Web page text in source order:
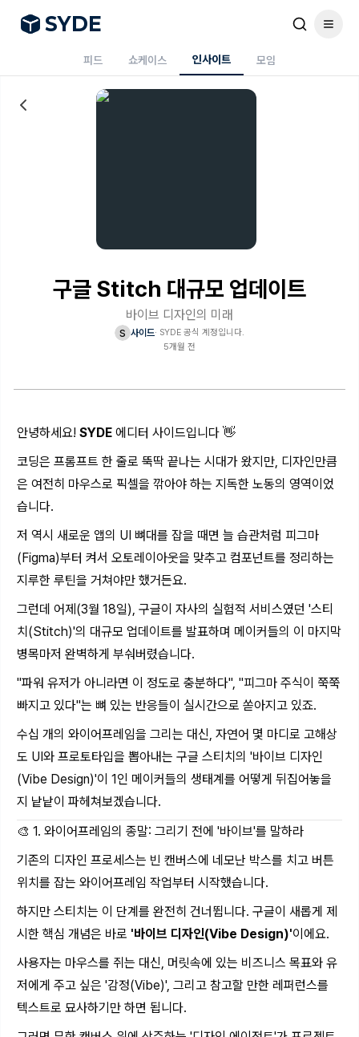
SYDE
피드 쇼케이스 인사이트 모임
구글 Stitch 대규모 업데이트
바이브 디자인의 미래
s 사이드· SYDE 공식 계정입니다.
5개월 전
안녕하세요! SYDE 에디터 사이드입니다 👋
코딩은 프롬프트 한 줄로 뚝딱 끝나는 시대가 왔지만, 디자인만큼
은 여전히 마우스로 픽셀을 깎아야 하는 지독한 노동의 영역이었
습니다.
저 역시 새로운 앱의 UI 뼈대를 잡을 때면 늘 습관처럼 피그마
(Figma)부터 켜서 오토레이아웃을 맞추고 컴포넌트를 정리하는
지루한 루틴을 거쳐야만 했거든요.
그런데 어제(3월 18일), 구글이 자사의 실험적 서비스였던 '스티
치(Stitch)'의 대규모 업데이트를 발표하며 메이커들의 이 마지막
병목마저 완벽하게 부숴버렸습니다.
"파워 유저가 아니라면 이 정도로 충분하다", "피그마 주식이 쭉쭉
빠지고 있다"는 뼈 있는 반응들이 실시간으로 쏟아지고 있죠.
수십 개의 와이어프레임을 그리는 대신, 자연어 몇 마디로 고해상
도 UI와 프로토타입을 뽑아내는 구글 스티치의 '바이브 디자인
(Vibe Design)'이 1인 메이커들의 생태계를 어떻게 뒤집어놓을
지 낱낱이 파헤쳐보겠습니다.
🎨 1. 와이어프레임의 종말: 그리기 전에 '바이브'를 말하라
기존의 디자인 프로세스는 빈 캔버스에 네모난 박스를 치고 버튼
위치를 잡는 와이어프레임 작업부터 시작했습니다.
하지만 스티치는 이 단계를 완전히 건너뜁니다. 구글이 새롭게 제
시한 핵심 개념은 바로 '바이브 디자인(Vibe Design)'이에요.
사용자는 마우스를 쥐는 대신, 머릿속에 있는 비즈니스 목표와 유
저에게 주고 싶은 '감정(Vibe)', 그리고 참고할 만한 레퍼런스를
텍스트로 묘사하기만 하면 됩니다.